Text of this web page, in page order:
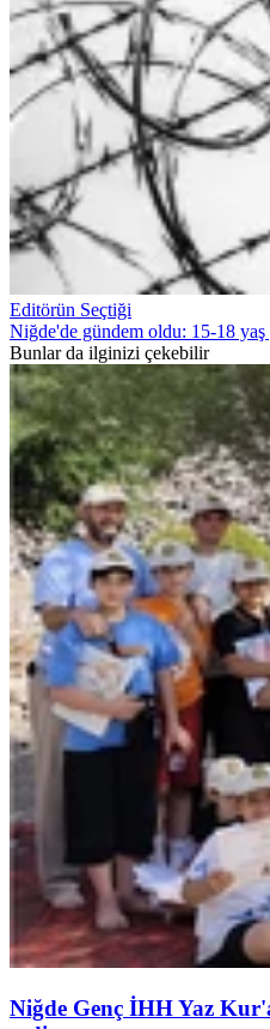
Editörün Seçtiği
Niğde'de gündem oldu: 15-18 yaş
Bunlar da ilginizi çekebilir
Niğde Genç İHH Yaz